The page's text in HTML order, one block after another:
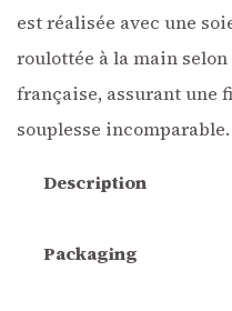
est réalisée avec une
roulottée à la main
française, assurant une
souplesse incomparable.
Description
Packaging